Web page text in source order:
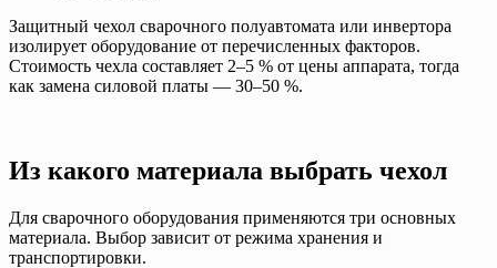
Защитный чехол сварочного полуавтомата или инвертора
изолирует оборудование от перечисленных факторов.
Стоимость чехла составляет 2–5 % от цены аппарата, тогда
как замена силовой платы — 30–50 %.
Из какого материала выбрать чехол
Для сварочного оборудования применяются три основных
материала. Выбор зависит от режима хранения и
транспортировки.